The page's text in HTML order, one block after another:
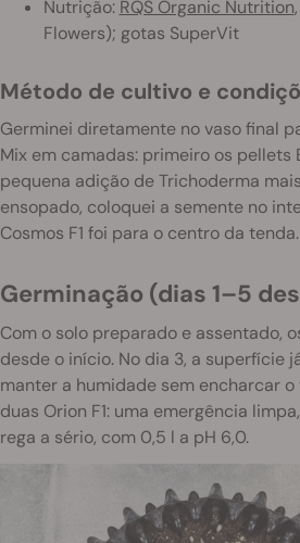
Nutrição: RQS Organic Nutrition
Flowers); gotas SuperVit
Método de cultivo e
Germinei diretamente no vaso final
Mix em camadas: primeiro os pellets
pequena adição de Trichoderma
ensopado, coloquei a semente no
Cosmos F1 foi para o centro da
Germinação (dias 1–5
Com o solo preparado e assentado,
desde o início. No dia 3, a superfície
manter a humidade sem encharcar o
duas Orion F1: uma emergência
rega a sério, com 0,5 l a pH 6,0.